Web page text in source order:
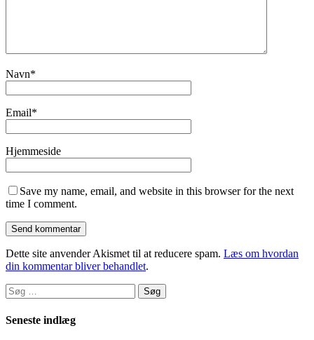
Navn*
Email*
Hjemmeside
Save my name, email, and website in this browser for the next
time I comment.
Dette site anvender Akismet til at reducere spam. Læs om hvordan
din kommentar bliver behandlet.
Søg
efter:
Seneste indlæg